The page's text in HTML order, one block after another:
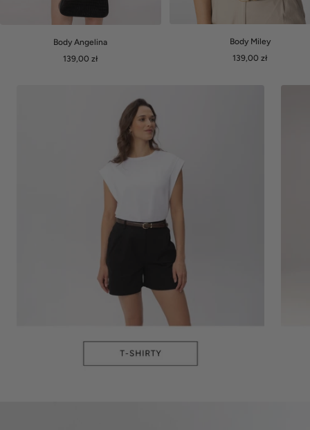
Body Angelina
Cena
139,00 zł
Body Miley
Cena
139,00 zł